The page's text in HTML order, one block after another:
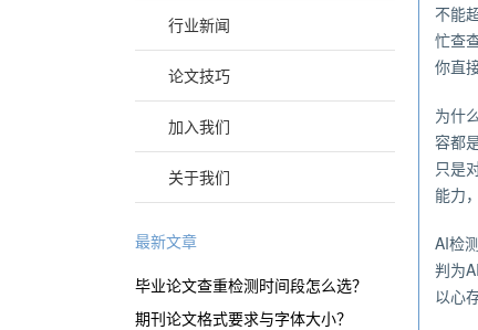
行业新闻
论文技巧
加入我们
关于我们
最新文章
毕业论文查重检测时间段怎么选？
期刊论文格式要求与字体大小？
不能
忙查
你直
为什
容都
只是
能力
AI检
判为
以心